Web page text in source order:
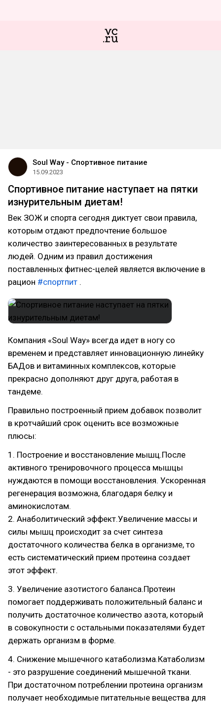
Soul Way - Спортивное питание
15.09.2023
Спортивное питание наступает на пятки
изнурительным диетам!
Век ЗОЖ и спорта сегодня диктует свои правила,
которым отдают предпочтение большое
количество заинтересованных в результате
людей. Одним из правил достижения
поставленных фитнес-целей является включение в
рацион #спортпит .
Компания «Soul Way» всегда идет в ногу со
временем и представляет инновационную линейку
БАДов и витаминных комплексов, которые
прекрасно дополняют друг друга, работая в
тандеме.
Правильно построенный прием добавок позволит
в кротчайший срок оценить все возможные
плюсы:
1. Построение и восстановление мышц.После
активного тренировочного процесса мышцы
нуждаются в помощи восстановления. Ускоренная
регенерация возможна, благодаря белку и
аминокислотам.
2. Анаболитический эффект.Увеличение массы и
силы мышц происходит за счет синтеза
достаточного количества белка в организме, то
есть систематический прием протеина создает
этот эффект.
3. Увеличение азотистого баланса.Протеин
помогает поддерживать положительный баланс и
получить достаточное количество азота, который
в совокупности с остальными показателями будет
держать организм в форме.
4. Снижение мышечного катаболизма.Катаболизм
- это разрушение соединений мышечной ткани.
При достаточном потреблении протеина организм
получает необходимые питательные вещества для